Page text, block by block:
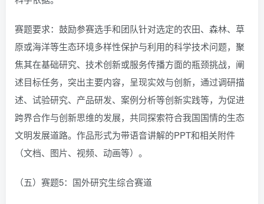
赛题要求：鼓励参赛选手和团队针对选定的农田、森林、草
原或海洋等生态环境多样性保护与利用的科学技术问题，聚
焦其在基础研究、技术创新或服务传播方面的瓶颈挑战，阐
述目标任务，突出主要内容，呈现实效与创新，通过调研描
述、试验研究、产品研发、案例分析等创新实践等，为促进
跨界合作与创新思维的发展，共同探索符合我国国情的生态
文明发展道路。作品形式为带语音讲解的PPT和相关附件
（文档、图片、视频、动画等）。
（五）赛题5：国外研究生综合赛道